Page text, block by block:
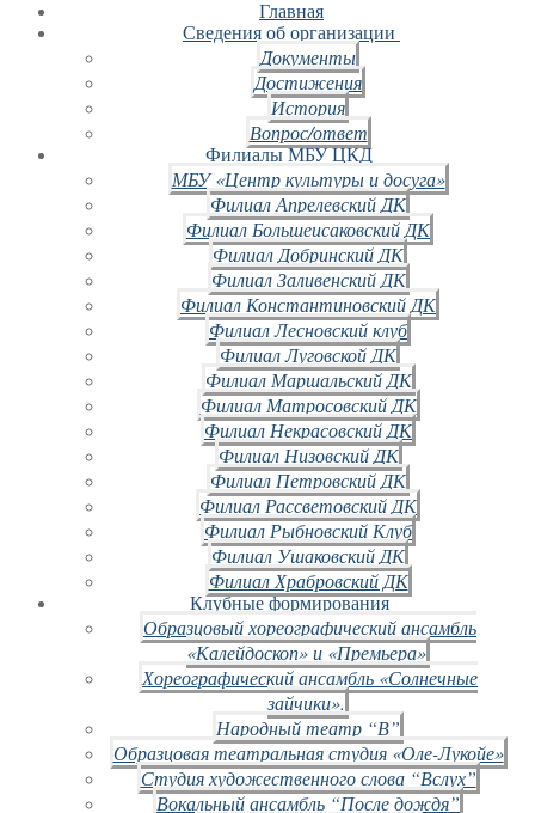
Главная
Сведения об организации
Документы
Достижения
История
Вопрос/ответ
Филиалы МБУ ЦКД
МБУ «Центр культуры и досуга»
Филиал Апрелевский ДК
Филиал Большеисаковский ДК
Филиал Добринский ДК
Филиал Заливенский ДК
Филиал Константиновский ДК
Филиал Лесновский клуб
Филиал Луговской ДК
Филиал Маршальский ДК
Филиал Матросовский ДК
Филиал Некрасовский ДК
Филиал Низовский ДК
Филиал Петровский ДК
Филиал Рассветовский ДК
Филиал Рыбновский Клуб
Филиал Ушаковский ДК
Филиал Храбровский ДК
Клубные формирования
Образцовый хореографический ансамбль
«Калейдоскоп» и «Премьера»
Хореографический ансамбль «Солнечные
зайчики».
Народный театр “В”
Образцовая театральная студия «Оле-Лукойе»
Студия художественного слова “Вслух”
Вокальный ансамбль “После дождя”